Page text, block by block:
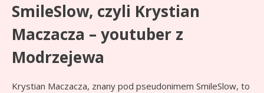
SmileSlow, czyli Krystian
Maczacza – youtuber z
Modrzejewa
Krystian Maczacza, znany pod pseudonimem SmileSlow, to